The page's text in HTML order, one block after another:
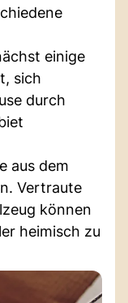
einige
sich
durch
aus dem
Vertraute
können
heimisch zu